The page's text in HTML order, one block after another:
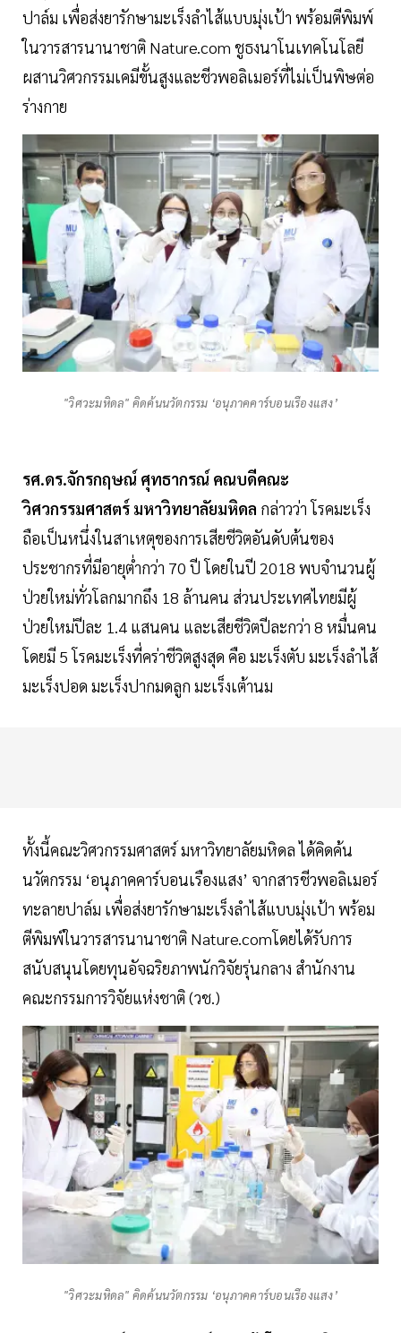
ปาล์ม เพื่อส่งยารักษามะเร็งลำไส้แบบมุ่งเป้า พร้อมตีพิมพ์
ในวารสารนานาชาติ Nature.com ชูธงนาโนเทคโนโลยี
ผสานวิศวกรรมเคมีขั้นสูงและชีวพอลิเมอร์ที่ไม่เป็นพิษต่อ
ร่างกาย
"วิศวะมหิดล" คิดค้นนวัตกรรม ‘อนุภาคคาร์บอนเรืองแสง’
รศ.ดร.จักรกฤษณ์ ศุทธากรณ์ คณบดีคณะ
วิศวกรรมศาสตร์ มหาวิทยาลัยมหิดล กล่าวว่า โรคมะเร็ง
ถือเป็นหนึ่งในสาเหตุของการเสียชีวิตอันดับต้นของ
ประชากรที่มีอายุต่ํากว่า 70 ปี โดยในปี 2018 พบจํานวนผู้
ป่วยใหม่ทั่วโลกมากถึง 18 ล้านคน ส่วนประเทศไทยมีผู้
ป่วยใหม่ปีละ 1.4 แสนคน และเสียชีวิตปีละกว่า 8 หมื่นคน
โดยมี 5 โรคมะเร็งที่คร่าชีวิตสูงสุด คือ มะเร็งตับ มะเร็งลำไส้
มะเร็งปอด มะเร็งปากมดลูก มะเร็งเต้านม
ทั้งนี้คณะวิศวกรรมศาสตร์ มหาวิทยาลัยมหิดล ได้คิดค้น
นวัตกรรม ‘อนุภาคคาร์บอนเรืองแสง’ จากสารชีวพอลิเมอร์
ทะลายปาล์ม เพื่อส่งยารักษามะเร็งลำไส้แบบมุ่งเป้า พร้อม
ตีพิมพ์ในวารสารนานาชาติ Nature.comโดยได้รับการ
สนับสนุนโดยทุนอัจฉริยภาพนักวิจัยรุ่นกลาง สำนักงาน
คณะกรรมการวิจัยแห่งชาติ (วช.)
"วิศวะมหิดล" คิดค้นนวัตกรรม ‘อนุภาคคาร์บอนเรืองแสง’